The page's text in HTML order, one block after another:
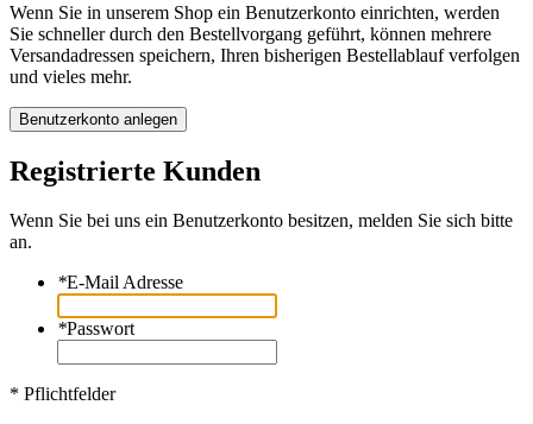
Wenn Sie in unserem Shop ein Benutzerkonto einrichten, werden
Sie schneller durch den Bestellvorgang geführt, können mehrere
Versandadressen speichern, Ihren bisherigen Bestellablauf verfolgen
und vieles mehr.
Benutzerkonto anlegen
Registrierte Kunden
Wenn Sie bei uns ein Benutzerkonto besitzen, melden Sie sich bitte
an.
*E-Mail Adresse
*Passwort
* Pflichtfelder